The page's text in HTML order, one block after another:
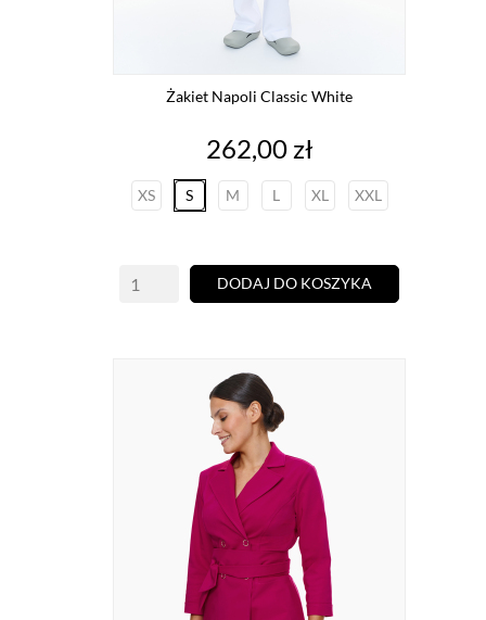
Żakiet Napoli Classic White
Cena
262,00 zł
XS S M L XL XXL
DODAJ DO KOSZYKA